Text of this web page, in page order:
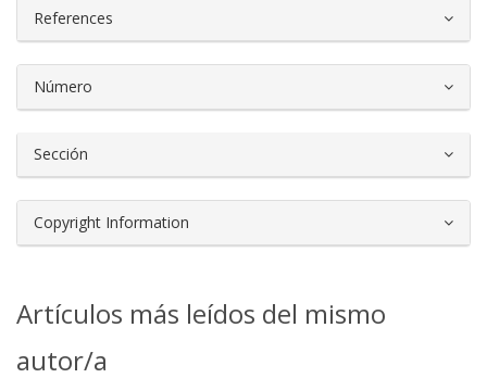
References
Número
Sección
Copyright Information
Artículos más leídos del mismo
autor/a